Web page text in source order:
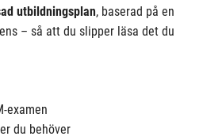
utbildningsplan, baserad på en
– så att du slipper läsa det du
examen
du behöver